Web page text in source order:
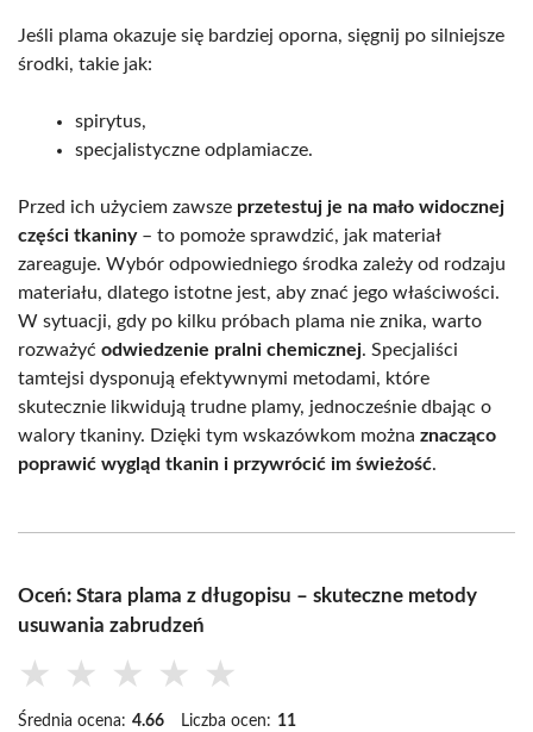
Jeśli plama okazuje się bardziej oporna, sięgnij po silniejsze
środki, takie jak:
spirytus,
specjalistyczne odplamiacze.
Przed ich użyciem zawsze przetestuj je na mało widocznej
części tkaniny– to pomoże sprawdzić, jak materiał
zareaguje. Wybór odpowiedniego środka zależy od rodzaju
materiału, dlatego istotne jest, aby znać jego właściwości.
W sytuacji, gdy po kilku próbach plama nie znika, warto
rozważyć odwiedzenie pralni chemicznej. Specjaliści
tamtejsi dysponują efektywnymi metodami, które
skutecznie likwidują trudne plamy, jednocześnie dbając o
walory tkaniny. Dzięki tym wskazówkom można znacząco
poprawić wygląd tkanin i przywrócić im świeżość.
Oceń: Stara plama z długopisu – skuteczne metody
usuwania zabrudzeń
★ ★ ★ ★ ★
Średnia ocena: 4.66 Liczba ocen: 11